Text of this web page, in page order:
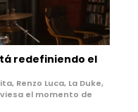
redefiniendo el
Renzo Luca, La Duke,
el momento de